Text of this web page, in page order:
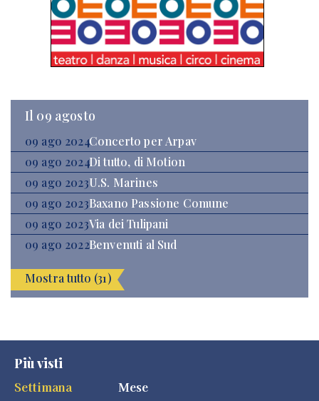
Il 09 agosto
09 ago 2024Concerto per Arpav
09 ago 2024Di tutto, di Motion
09 ago 2023U.S. Marines
09 ago 2023Baxano Passione Comune
09 ago 2023Via dei Tulipani
09 ago 2022Benvenuti al Sud
Mostra tutto (31)
Più visti
Settimana
Mese